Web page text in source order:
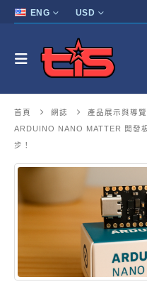
ENG USD
首頁 網誌
產品展示與導覽
ARDUINO NANO MATTER 開發
步！